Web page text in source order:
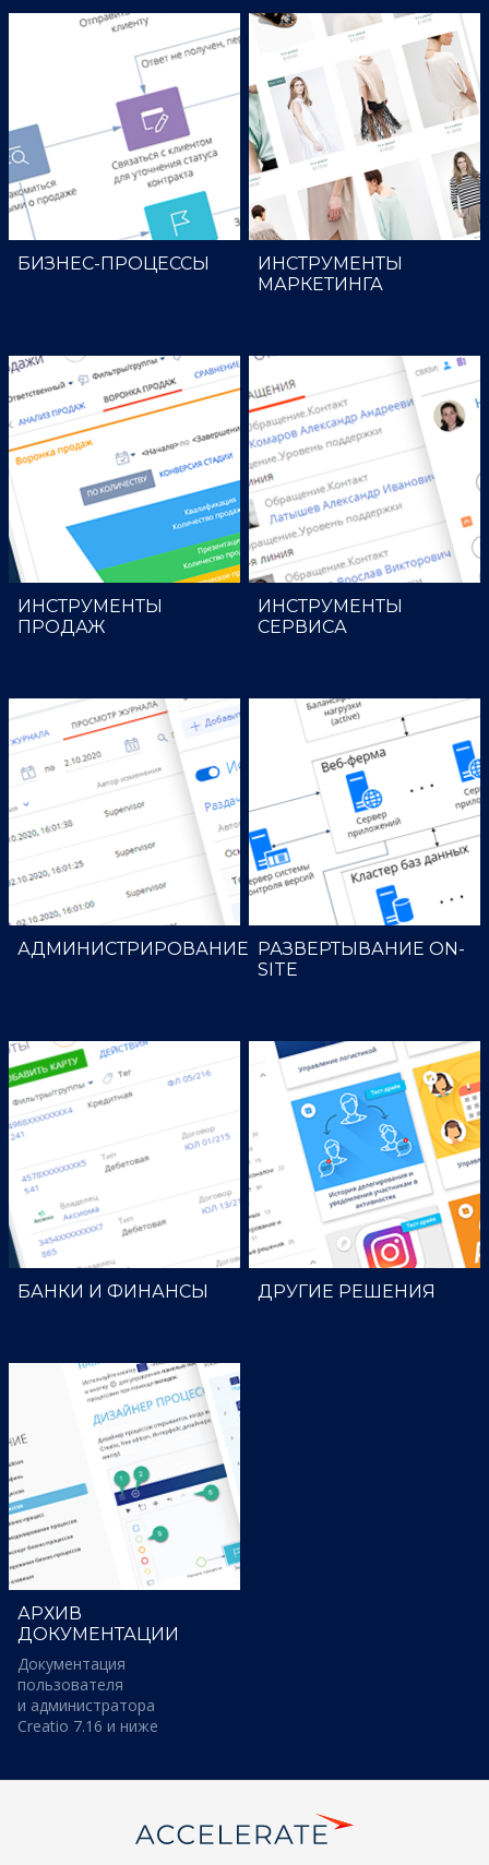
БИЗНЕС-ПРОЦЕССЫ
ИНСТРУМЕНТЫ
МАРКЕТИНГА
ИНСТРУМЕНТЫ
ПРОДАЖ
ИНСТРУМЕНТЫ
СЕРВИСА
АДМИНИСТРИРОВАНИЕ РАЗВЕРТЫВАНИЕ ON-
SITE
БАНКИ И ФИНАНСЫ ДРУГИЕ РЕШЕНИЯ
АРХИВ
ДОКУМЕНТАЦИИ
Документация
пользователя
и администратора
Creatio 7.16 и ниже